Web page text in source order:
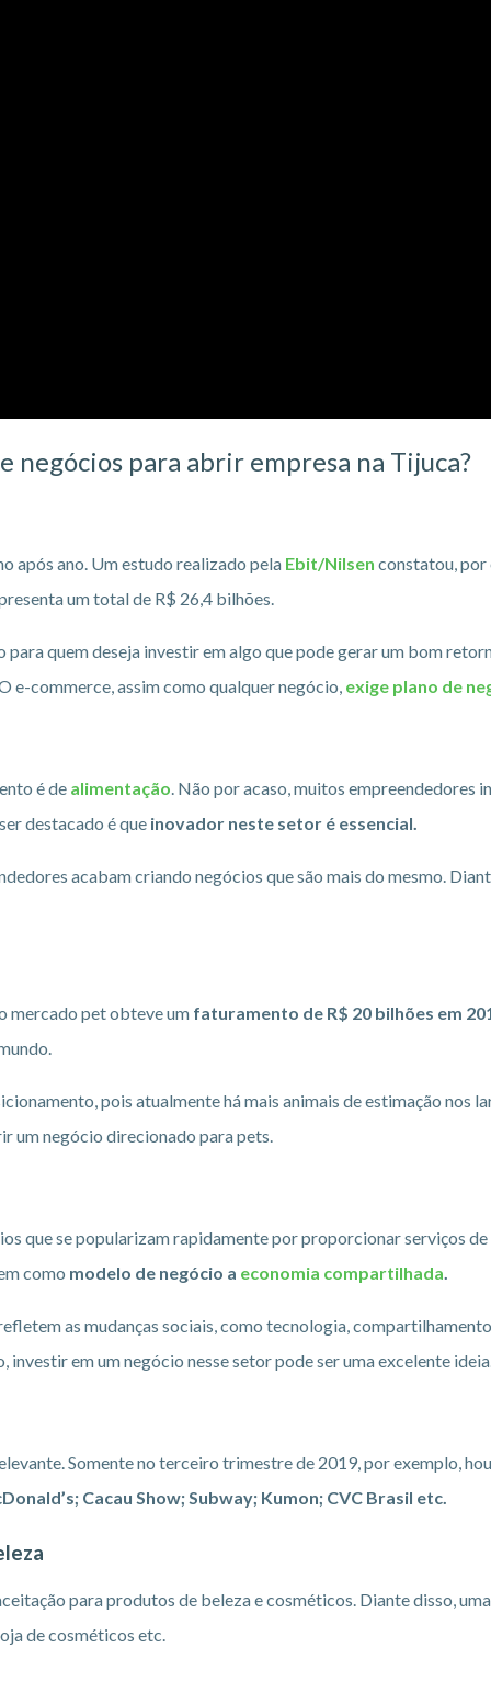
negócios para abrir empresa na Tijuca?
após ano. Um estudo realizado pela Ebit/Nilsen constatou, por
um total de R$ 26,4 bilhões.
quem deseja investir em algo que pode gerar um bom
e-commerce, assim como qualquer negócio, exige plano de
é de alimentação. Não por acaso, muitos empreendedores
destacado é que inovador neste setor é essencial.
acabam criando negócios que são mais do mesmo.
mercado pet obteve um faturamento de R$ 20 bilhões em
pois atualmente há mais animais de estimação nos
um negócio direcionado para pets.
que se popularizam rapidamente por proporcionar serviços
como modelo de negócio a economia compartilhada.
as mudanças sociais, como tecnologia,
em um negócio nesse setor pode ser uma excelente
Somente no terceiro trimestre de 2019, por exemplo,
Cacau Show; Subway; Kumon; CVC Brasil etc.
para produtos de beleza e cosméticos. Diante disso,
de cosméticos etc.